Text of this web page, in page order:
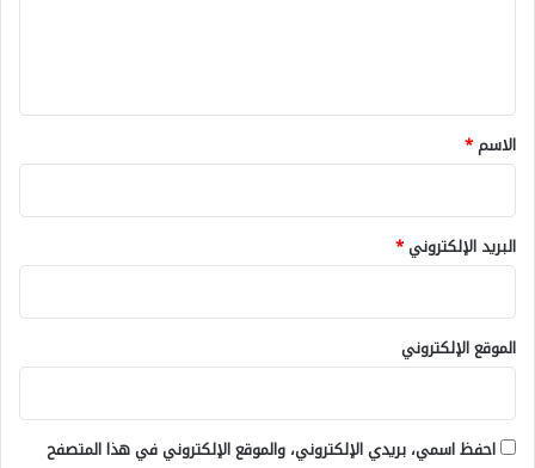
*
الاسم*
البريد الإلكتروني*
الموقع الإلكتروني
احفظ اسمي، بريدي الإلكتروني، والموقع الإلكتروني في هذا المتصفح